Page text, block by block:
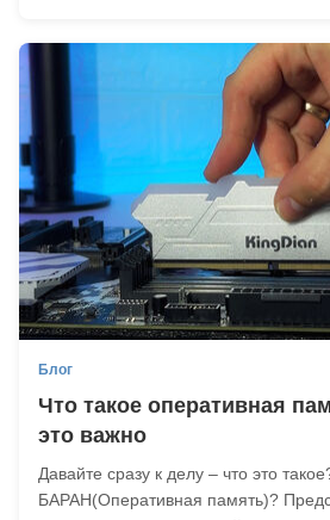
день, посвященный повышению
важности резервного копирования
Блог
Что такое оперативная
это важно
Давайте сразу к делу – что это
БАРАН(Оперативная память)?